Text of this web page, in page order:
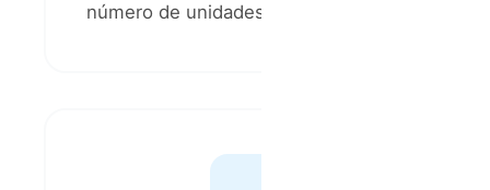
número de unidades recomendadas.